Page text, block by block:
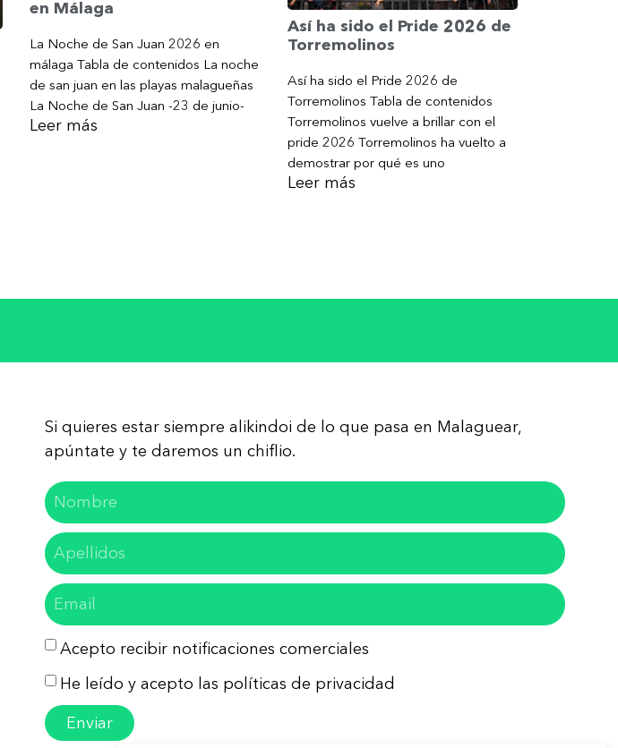
en Málaga
La Noche de San Juan 2026 en
málaga Tabla de contenidos La noche
de san juan en las playas malagueñas
La Noche de San Juan -23 de junio-
Leer más
Así ha sido el Pride 2026 de
Torremolinos
Así ha sido el Pride 2026 de
Torremolinos Tabla de contenidos
Torremolinos vuelve a brillar con el
pride 2026 Torremolinos ha vuelto a
demostrar por qué es uno
Leer más
Si quieres estar siempre alikindoi de lo que pasa en Malaguear,
apúntate y te daremos un chiflio.
Acepto recibir notificaciones comerciales
He leído y acepto las políticas de privacidad
Enviar